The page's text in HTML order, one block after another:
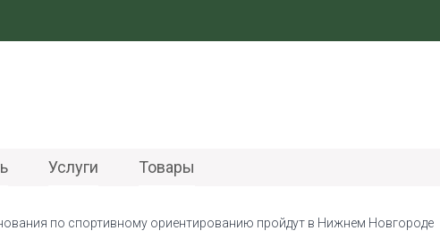
Услуги Товары
по спортивному ориентированию пройдут в Нижнем Новгороде